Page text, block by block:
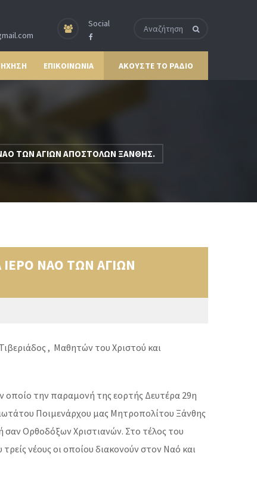
Social
ΕΠΙΚΟΙΝΩΝΙΑ ΑΚΟΥΣΤΕ ΤΟ ΡΑΔΙΟ
ΤΩΝ ΑΓΙΩΝ ΑΠΟΣΤΟΛΩΝ ΞΑΝΘΗΣ.
ΝΑΟ ΤΩΝ ΑΓΙΩΝ
, Μαθητών του Χριστού και
οποίο την παραμονή της εορτής Δευτέρα 29η
Ποιμενάρχου μας Μητροπολίτου Ξάνθης
σαν Ορθοδόξων Χριστιανών. Στο τέλος του
νέους οι οποίου διακονούν στον Ναό και